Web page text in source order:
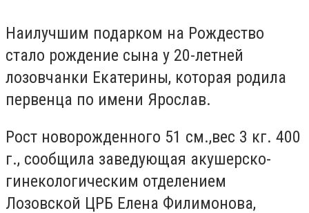
Наилучшим подарком на Рождество
стало рождение сына у 20-летней
лозовчанки Екатерины, которая родила
первенца по имени Ярослав.
Рост новорожденного 51 см.,вес 3 кг. 400
г., сообщила заведующая акушерско-
гинекологическим отделением
Лозовской ЦРБ Елена Филимонова,